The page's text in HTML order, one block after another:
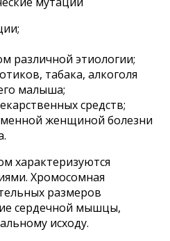
различной этиологии;
табака, алкоголя
малыша;
средств;
женщиной болезни
характеризуются
Хромосомная
размеров
сердечной мышцы,
исходу.